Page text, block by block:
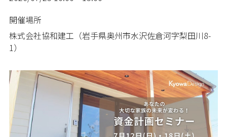
開催場所
株式会社協和建工（岩手県奥州市水沢佐倉河字梨田川8-
1）